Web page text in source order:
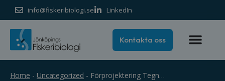
info@fiskeribiologi.se LinkedIn
Kontakta oss
Home - Uncategorized - Förprojektering Tegneby kvarn